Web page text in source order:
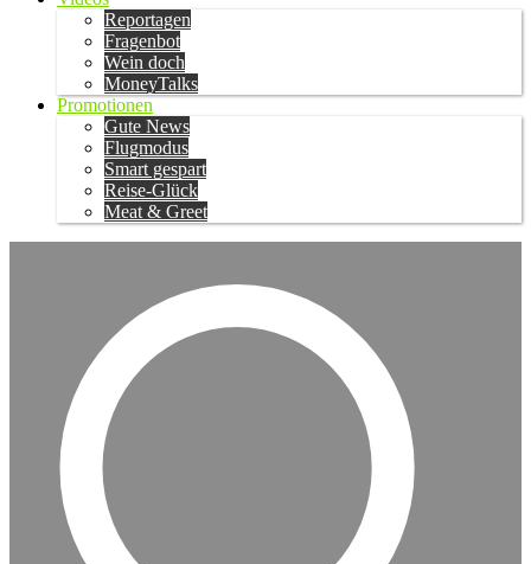
Reportagen
Fragenbot
Wein doch
MoneyTalks
Promotionen
Gute News
Flugmodus
Smart gespart
Reise-Glück
Meat & Greet